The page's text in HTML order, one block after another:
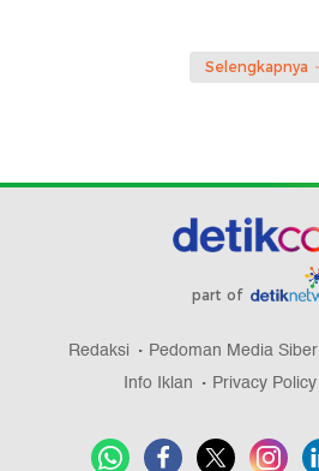
Selengkapnya
part of
Redaksi Pedoman Media Siber
Info Iklan
Privacy Policy